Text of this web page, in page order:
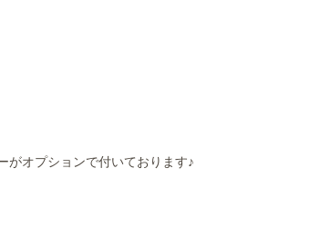
がオプションで付いております♪